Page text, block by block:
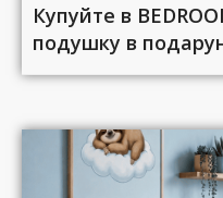
Купуйте в
подушку в